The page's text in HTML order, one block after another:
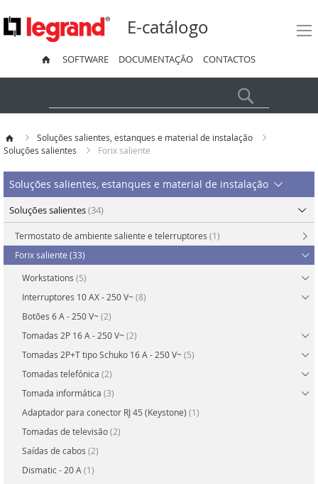
E-catálogo
SOFTWARE DOCUMENTAÇÃO CONTACTOS
Soluções salientes, estanques e material de instalação
Soluções salientes
Forix saliente
Soluções salientes, estanques e material de instalação
Soluções salientes(34)
Termostato de ambiente saliente e telerruptores (1)
Forix saliente (33)
Workstations (5)
Interruptores 10 AX - 250 V~(8)
Botões 6 A - 250 V~(2)
Tomadas 2P 16 A - 250 V~(2)
Tomadas 2P+T tipo Schuko 16 A - 250 V~(5)
Tomadas telefónica (2)
Tomada informática (3)
Adaptador para conector RJ 45 (Keystone) (1)
Tomadas de televisão(2)
Saídas de cabos (2)
Dismatic - 20 A (1)